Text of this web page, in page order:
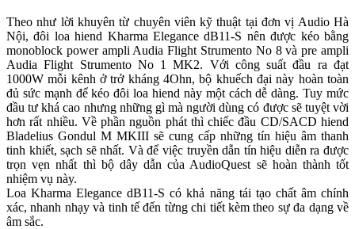
Theo như lời khuyên từ chuyên viên kỹ thuật tại đơn vị Audio Hà
Nội, đôi loa hiend Kharma Elegance dB11-S nên được kéo bằng
monoblock power ampli Audia Flight Strumento No 8 và pre ampli
Audia Flight Strumento No 1 MK2. Với công suất đầu ra đạt
1000W mỗi kênh ở trở kháng 4Ohn, bộ khuếch đại này hoàn toàn
đủ sức mạnh để kéo đôi loa hiend này một cách dễ dàng. Tuy mức
đầu tư khá cao nhưng những gì mà người dùng có được sẽ tuyệt vời
hơn rất nhiều. Về phần nguồn phát thì chiếc đầu CD/SACD hiend
Bladelius Gondul M MKIII sẽ cung cấp những tín hiệu âm thanh
tinh khiết, sạch sẽ nhất. Và để việc truyền dẫn tín hiệu diễn ra được
trọn vẹn nhất thì bộ dây dẫn của AudioQuest sẽ hoàn thành tốt
nhiệm vụ này.
Loa Kharma Elegance dB11-S có khả năng tái tạo chất âm chính
xác, nhanh nhạy và tinh tế đến từng chi tiết kèm theo sự đa dạng về
âm sắc.